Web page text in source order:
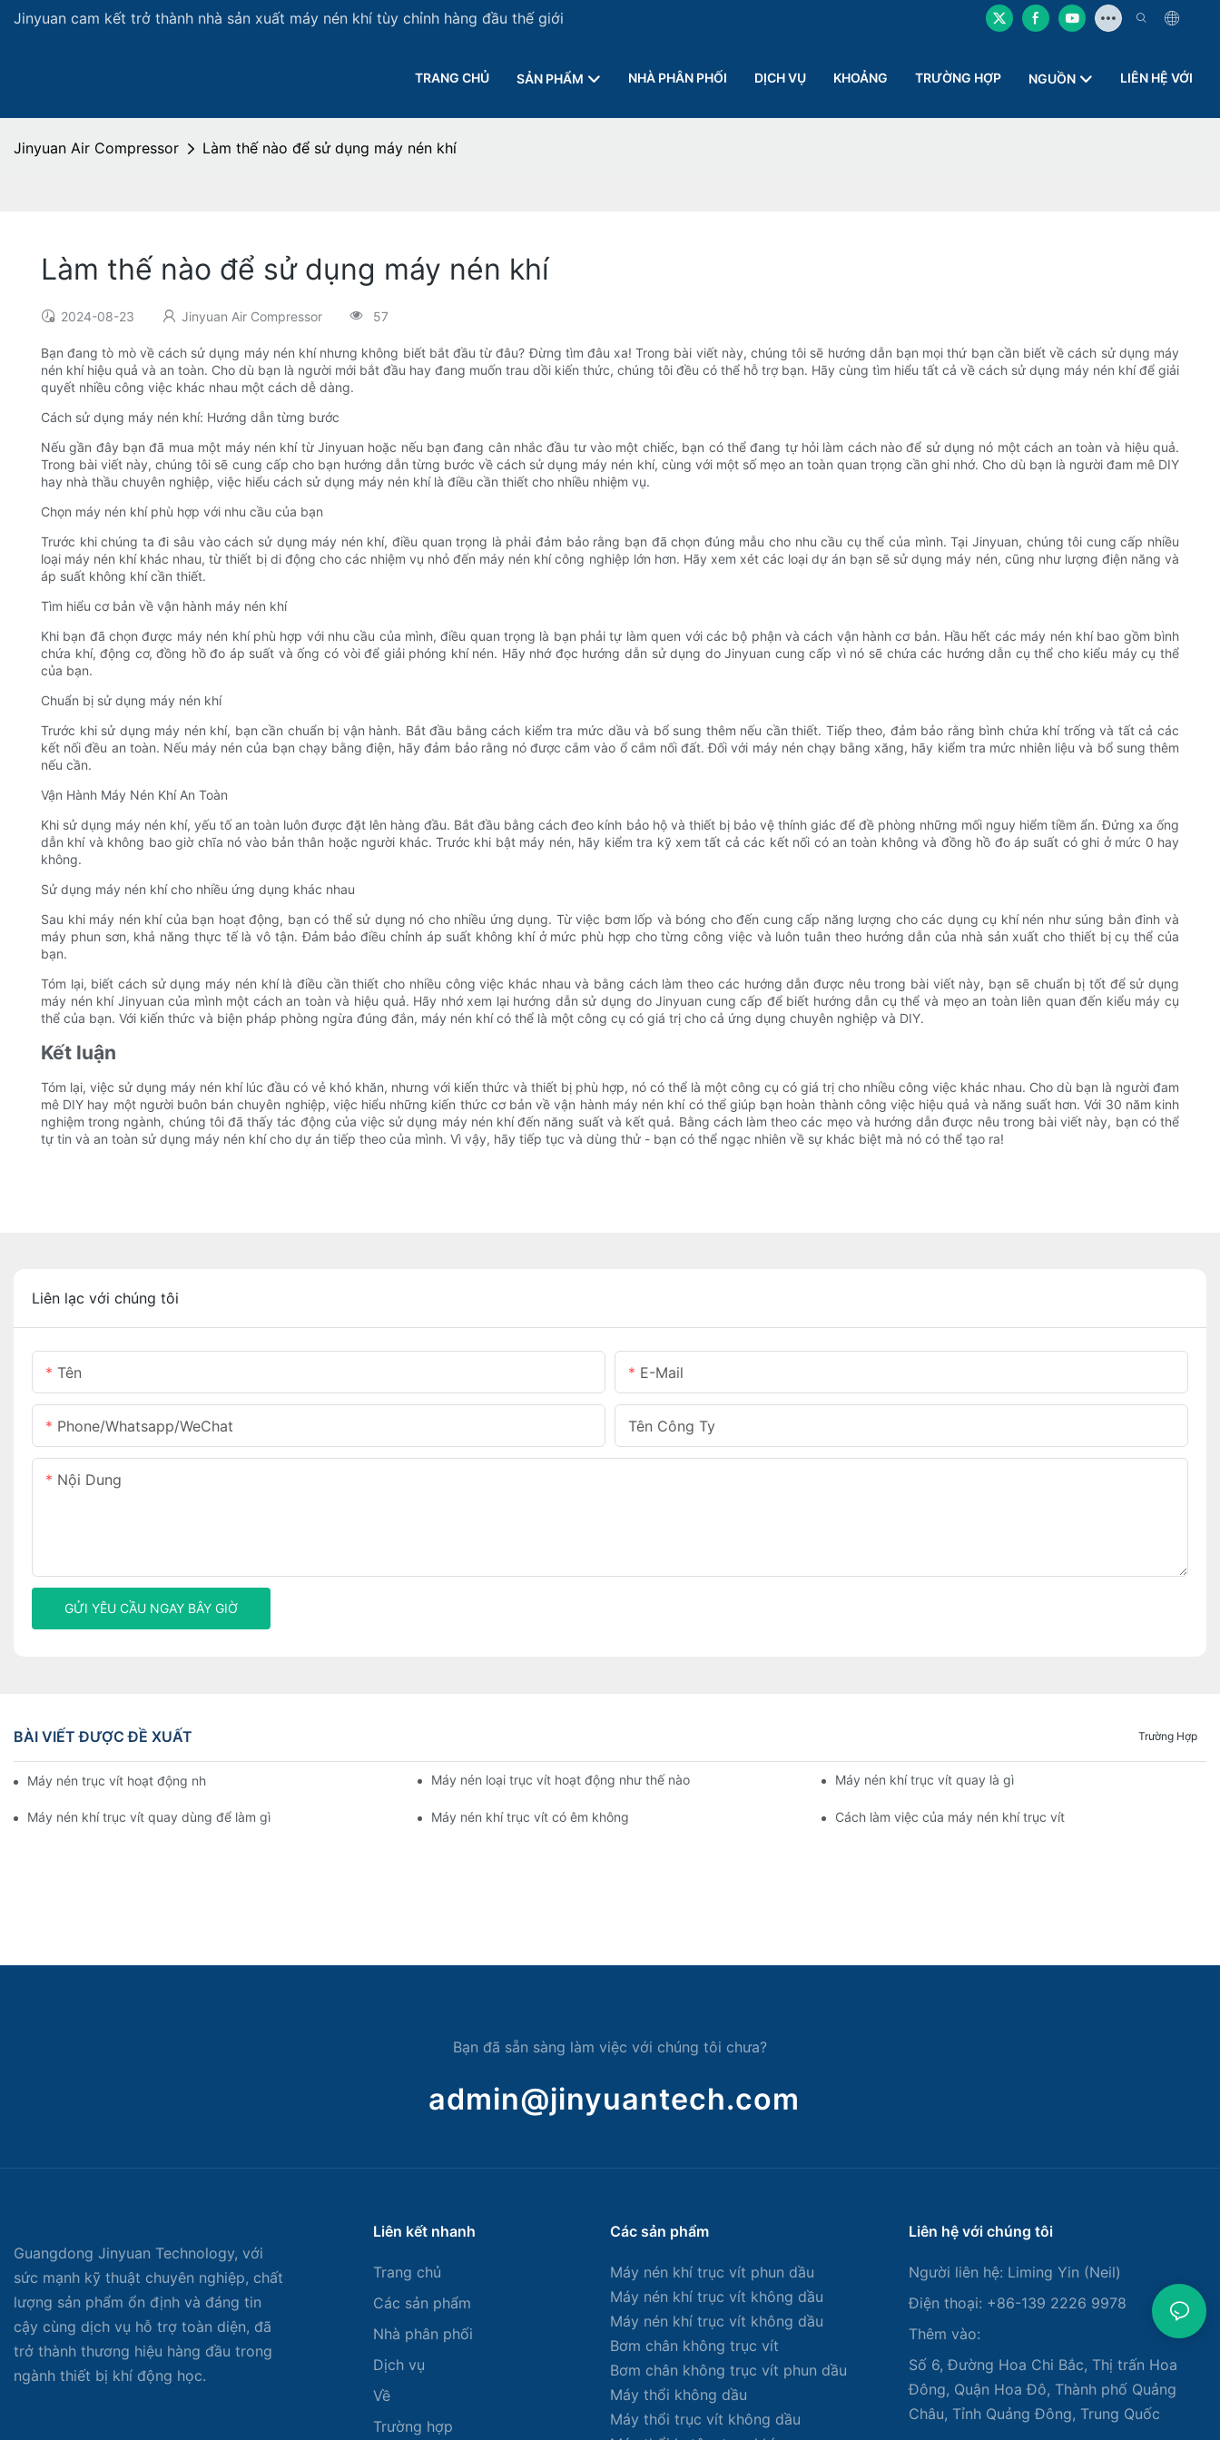
Jinyuan cam kết trở thành nhà sản xuất máy nén khí tùy chỉnh hàng đầu thế giới
TRANG CHỦ SẢN PHẨM NHÀ PHÂN PHỐI DỊCH VỤ KHOẢNG TRƯỜNG HỢP NGUỒN LIÊN HỆ VỚI
Jinyuan Air Compressor Làm thế nào để sử dụng máy nén khí
Làm thế nào để sử dụng máy nén khí
2024-08-23 Jinyuan Air Compressor 57
Bạn đang tò mò về cách sử dụng máy nén khí nhưng không biết bắt đầu từ đâu? Đừng tìm đâu xa! Trong bài viết này, chúng tôi sẽ hướng dẫn bạn mọi thứ bạn cần biết về cách sử dụng máy
nén khí hiệu quả và an toàn. Cho dù bạn là người mới bắt đầu hay đang muốn trau dồi kiến ​​thức, chúng tôi đều có thể hỗ trợ bạn. Hãy cùng tìm hiểu tất cả về cách sử dụng máy nén khí để giải
quyết nhiều công việc khác nhau một cách dễ dàng.
Cách sử dụng máy nén khí: Hướng dẫn từng bước
Nếu gần đây bạn đã mua một máy nén khí từ Jinyuan hoặc nếu bạn đang cân nhắc đầu tư vào một chiếc, bạn có thể đang tự hỏi làm cách nào để sử dụng nó một cách an toàn và hiệu quả.
Trong bài viết này, chúng tôi sẽ cung cấp cho bạn hướng dẫn từng bước về cách sử dụng máy nén khí, cùng với một số mẹo an toàn quan trọng cần ghi nhớ. Cho dù bạn là người đam mê DIY
hay nhà thầu chuyên nghiệp, việc hiểu cách sử dụng máy nén khí là điều cần thiết cho nhiều nhiệm vụ.
Chọn máy nén khí phù hợp với nhu cầu của bạn
Trước khi chúng ta đi sâu vào cách sử dụng máy nén khí, điều quan trọng là phải đảm bảo rằng bạn đã chọn đúng mẫu cho nhu cầu cụ thể của mình. Tại Jinyuan, chúng tôi cung cấp nhiều
loại máy nén khí khác nhau, từ thiết bị di động cho các nhiệm vụ nhỏ đến máy nén khí công nghiệp lớn hơn. Hãy xem xét các loại dự án bạn sẽ sử dụng máy nén, cũng như lượng điện năng và
áp suất không khí cần thiết.
Tìm hiểu cơ bản về vận hành máy nén khí
Khi bạn đã chọn được máy nén khí phù hợp với nhu cầu của mình, điều quan trọng là bạn phải tự làm quen với các bộ phận và cách vận hành cơ bản. Hầu hết các máy nén khí bao gồm bình
chứa khí, động cơ, đồng hồ đo áp suất và ống có vòi để giải phóng khí nén. Hãy nhớ đọc hướng dẫn sử dụng do Jinyuan cung cấp vì nó sẽ chứa các hướng dẫn cụ thể cho kiểu máy cụ thể
của bạn.
Chuẩn bị sử dụng máy nén khí
Trước khi sử dụng máy nén khí, bạn cần chuẩn bị vận hành. Bắt đầu bằng cách kiểm tra mức dầu và bổ sung thêm nếu cần thiết. Tiếp theo, đảm bảo rằng bình chứa khí trống và tất cả các
kết nối đều an toàn. Nếu máy nén của bạn chạy bằng điện, hãy đảm bảo rằng nó được cắm vào ổ cắm nối đất. Đối với máy nén chạy bằng xăng, hãy kiểm tra mức nhiên liệu và bổ sung thêm
nếu cần.
Vận Hành Máy Nén Khí An Toàn
Khi sử dụng máy nén khí, yếu tố an toàn luôn được đặt lên hàng đầu. Bắt đầu bằng cách đeo kính bảo hộ và thiết bị bảo vệ thính giác để đề phòng những mối nguy hiểm tiềm ẩn. Đứng xa ống
dẫn khí và không bao giờ chĩa nó vào bản thân hoặc người khác. Trước khi bật máy nén, hãy kiểm tra kỹ xem tất cả các kết nối có an toàn không và đồng hồ đo áp suất có ghi ở mức 0 hay
không.
Sử dụng máy nén khí cho nhiều ứng dụng khác nhau
Sau khi máy nén khí của bạn hoạt động, bạn có thể sử dụng nó cho nhiều ứng dụng. Từ việc bơm lốp và bóng cho đến cung cấp năng lượng cho các dụng cụ khí nén như súng bắn đinh và
máy phun sơn, khả năng thực tế là vô tận. Đảm bảo điều chỉnh áp suất không khí ở mức phù hợp cho từng công việc và luôn tuân theo hướng dẫn của nhà sản xuất cho thiết bị cụ thể của
bạn.
Tóm lại, biết cách sử dụng máy nén khí là điều cần thiết cho nhiều công việc khác nhau và bằng cách làm theo các hướng dẫn được nêu trong bài viết này, bạn sẽ chuẩn bị tốt để sử dụng
máy nén khí Jinyuan của mình một cách an toàn và hiệu quả. Hãy nhớ xem lại hướng dẫn sử dụng do Jinyuan cung cấp để biết hướng dẫn cụ thể và mẹo an toàn liên quan đến kiểu máy cụ
thể của bạn. Với kiến ​​thức và biện pháp phòng ngừa đúng đắn, máy nén khí có thể là một công cụ có giá trị cho cả ứng dụng chuyên nghiệp và DIY.
Kết luận
Tóm lại, việc sử dụng máy nén khí lúc đầu có vẻ khó khăn, nhưng với kiến ​​thức và thiết bị phù hợp, nó có thể là một công cụ có giá trị cho nhiều công việc khác nhau. Cho dù bạn là người đam
mê DIY hay một người buôn bán chuyên nghiệp, việc hiểu những kiến ​​​​thức cơ bản về vận hành máy nén khí có thể giúp bạn hoàn thành công việc hiệu quả và năng suất hơn. Với 30 năm kinh
nghiệm trong ngành, chúng tôi đã thấy tác động của việc sử dụng máy nén khí đến năng suất và kết quả. Bằng cách làm theo các mẹo và hướng dẫn được nêu trong bài viết này, bạn có thể
tự tin và an toàn sử dụng máy nén khí cho dự án tiếp theo của mình. Vì vậy, hãy tiếp tục và dùng thử - bạn có thể ngạc nhiên về sự khác biệt mà nó có thể tạo ra!
Liên lạc với chúng tôi
Tên E-Mail
Phone/Whatsapp/WeChat Tên Công Ty
Nội Dung
GỬI YÊU CẦU NGAY BÂY GIỜ
BÀI VIẾT ĐƯỢC ĐỀ XUẤT Trường Hợp
Máy nén trục vít hoạt động như thế nào Máy nén loại trục vít hoạt động như thế nào Máy nén khí trục vít quay là gì
Máy nén khí trục vít quay dùng để làm gì Máy nén khí trục vít có êm không Cách làm việc của máy nén khí trục vít
Bạn đã sẵn sàng làm việc với chúng tôi chưa?
admin@jinyuantech.com
Guangdong Jinyuan Technology, với
sức mạnh kỹ thuật chuyên nghiệp, chất
lượng sản phẩm ổn định và đáng tin
cậy cùng dịch vụ hỗ trợ toàn diện, đã
trở thành thương hiệu hàng đầu trong
ngành thiết bị khí động học.
Liên kết nhanh
Trang chủ
Các sản phẩm
Nhà phân phối
Dịch vụ
Về
Trường hợp
Các sản phẩm
Máy nén khí trục vít phun dầu
Máy nén khí trục vít không dầu
Máy nén khí trục vít không dầu
Bơm chân không trục vít
Bơm chân không trục vít phun dầu
Máy thổi không dầu
Máy thổi trục vít không dầu
Liên hệ với chúng tôi
Người liên hệ: Liming Yin (Neil)
Điện thoại: +86-139 2226 9978
Thêm vào:
Số 6, Đường Hoa Chi Bắc, Thị trấn Hoa
Đông, Quận Hoa Đô, Thành phố Quảng
Châu, Tỉnh Quảng Đông, Trung Quốc